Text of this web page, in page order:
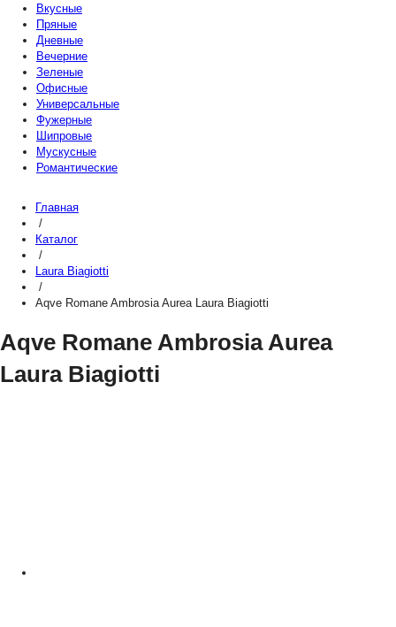
Вкусные
Пряные
Дневные
Вечерние
Зеленые
Офисные
Универсальные
Фужерные
Шипровые
Мускусные
Романтические
Главная
/
Каталог
/
Laura Biagiotti
/
Aqve Romane Ambrosia Aurea Laura Biagiotti
Aqve Romane Ambrosia Aurea
Laura Biagiotti